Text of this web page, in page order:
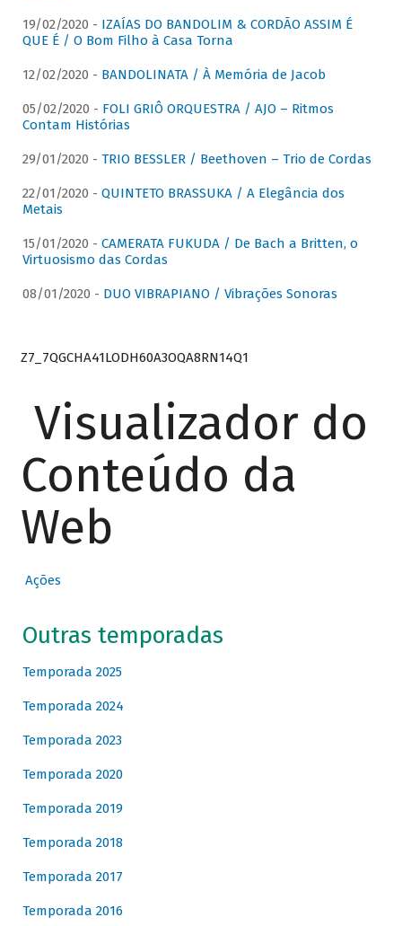
19/02/2020 - IZAÍAS DO BANDOLIM & CORDÃO ASSIM É
QUE É / O Bom Filho à Casa Torna
12/02/2020 - BANDOLINATA / À Memória de Jacob
05/02/2020 - FOLI GRIÔ ORQUESTRA / AJO – Ritmos
Contam Histórias
29/01/2020 - TRIO BESSLER / Beethoven – Trio de Cordas
22/01/2020 - QUINTETO BRASSUKA / A Elegância dos
Metais
15/01/2020 - CAMERATA FUKUDA / De Bach a Britten, o
Virtuosismo das Cordas
08/01/2020 - DUO VIBRAPIANO / Vibrações Sonoras
Z7_7QGCHA41LODH60A3OQA8RN14Q1
Visualizador do
Conteúdo da
Web
Ações
Outras temporadas
Temporada 2025
Temporada 2024
Temporada 2023
Temporada 2020
Temporada 2019
Temporada 2018
Temporada 2017
Temporada 2016